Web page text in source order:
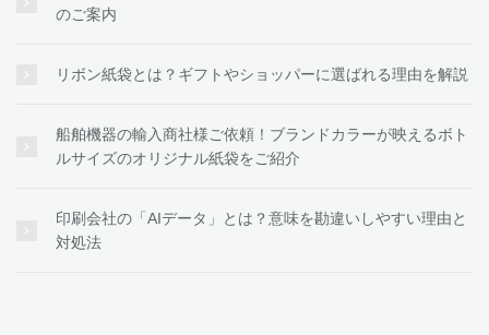
のご案内
リボン紙袋とは？ギフトやショッパーに選ばれる理由を解説
船舶機器の輸入商社様ご依頼！ブランドカラーが映えるボト
ルサイズのオリジナル紙袋をご紹介
印刷会社の「AIデータ」とは？意味を勘違いしやすい理由と
対処法